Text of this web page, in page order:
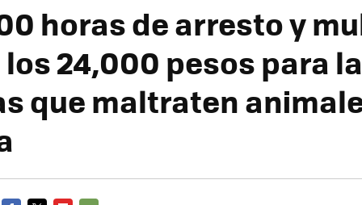
horas de arresto y
24,000 pesos para
que maltraten